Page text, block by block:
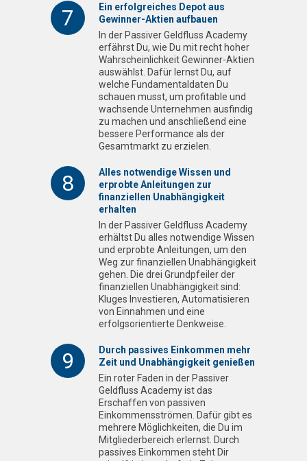
7
Ein erfolgreiches Depot aus
Gewinner-Aktien aufbauen
In der Passiver Geldfluss Academy
erfährst Du, wie Du mit recht hoher
Wahrscheinlichkeit Gewinner-Aktien
auswählst. Dafür lernst Du, auf
welche Fundamentaldaten Du
schauen musst, um profitable und
wachsende Unternehmen ausfindig
zu machen und anschließend eine
bessere Performance als der
Gesamtmarkt zu erzielen.
8
Alles notwendige Wissen und
erprobte Anleitungen zur
finanziellen Unabhängigkeit
erhalten
In der Passiver Geldfluss Academy
erhältst Du alles notwendige Wissen
und erprobte Anleitungen, um den
Weg zur finanziellen Unabhängigkeit
gehen. Die drei Grundpfeiler der
finanziellen Unabhängigkeit sind:
Kluges Investieren, Automatisieren
von Einnahmen und eine
erfolgsorientierte Denkweise.
9
Durch passives Einkommen mehr
Zeit und Unabhängigkeit genießen
Ein roter Faden in der Passiver
Geldfluss Academy ist das
Erschaffen von passiven
Einkommensströmen. Dafür gibt es
mehrere Möglichkeiten, die Du im
Mitgliederbereich erlernst. Durch
passives Einkommen steht Dir